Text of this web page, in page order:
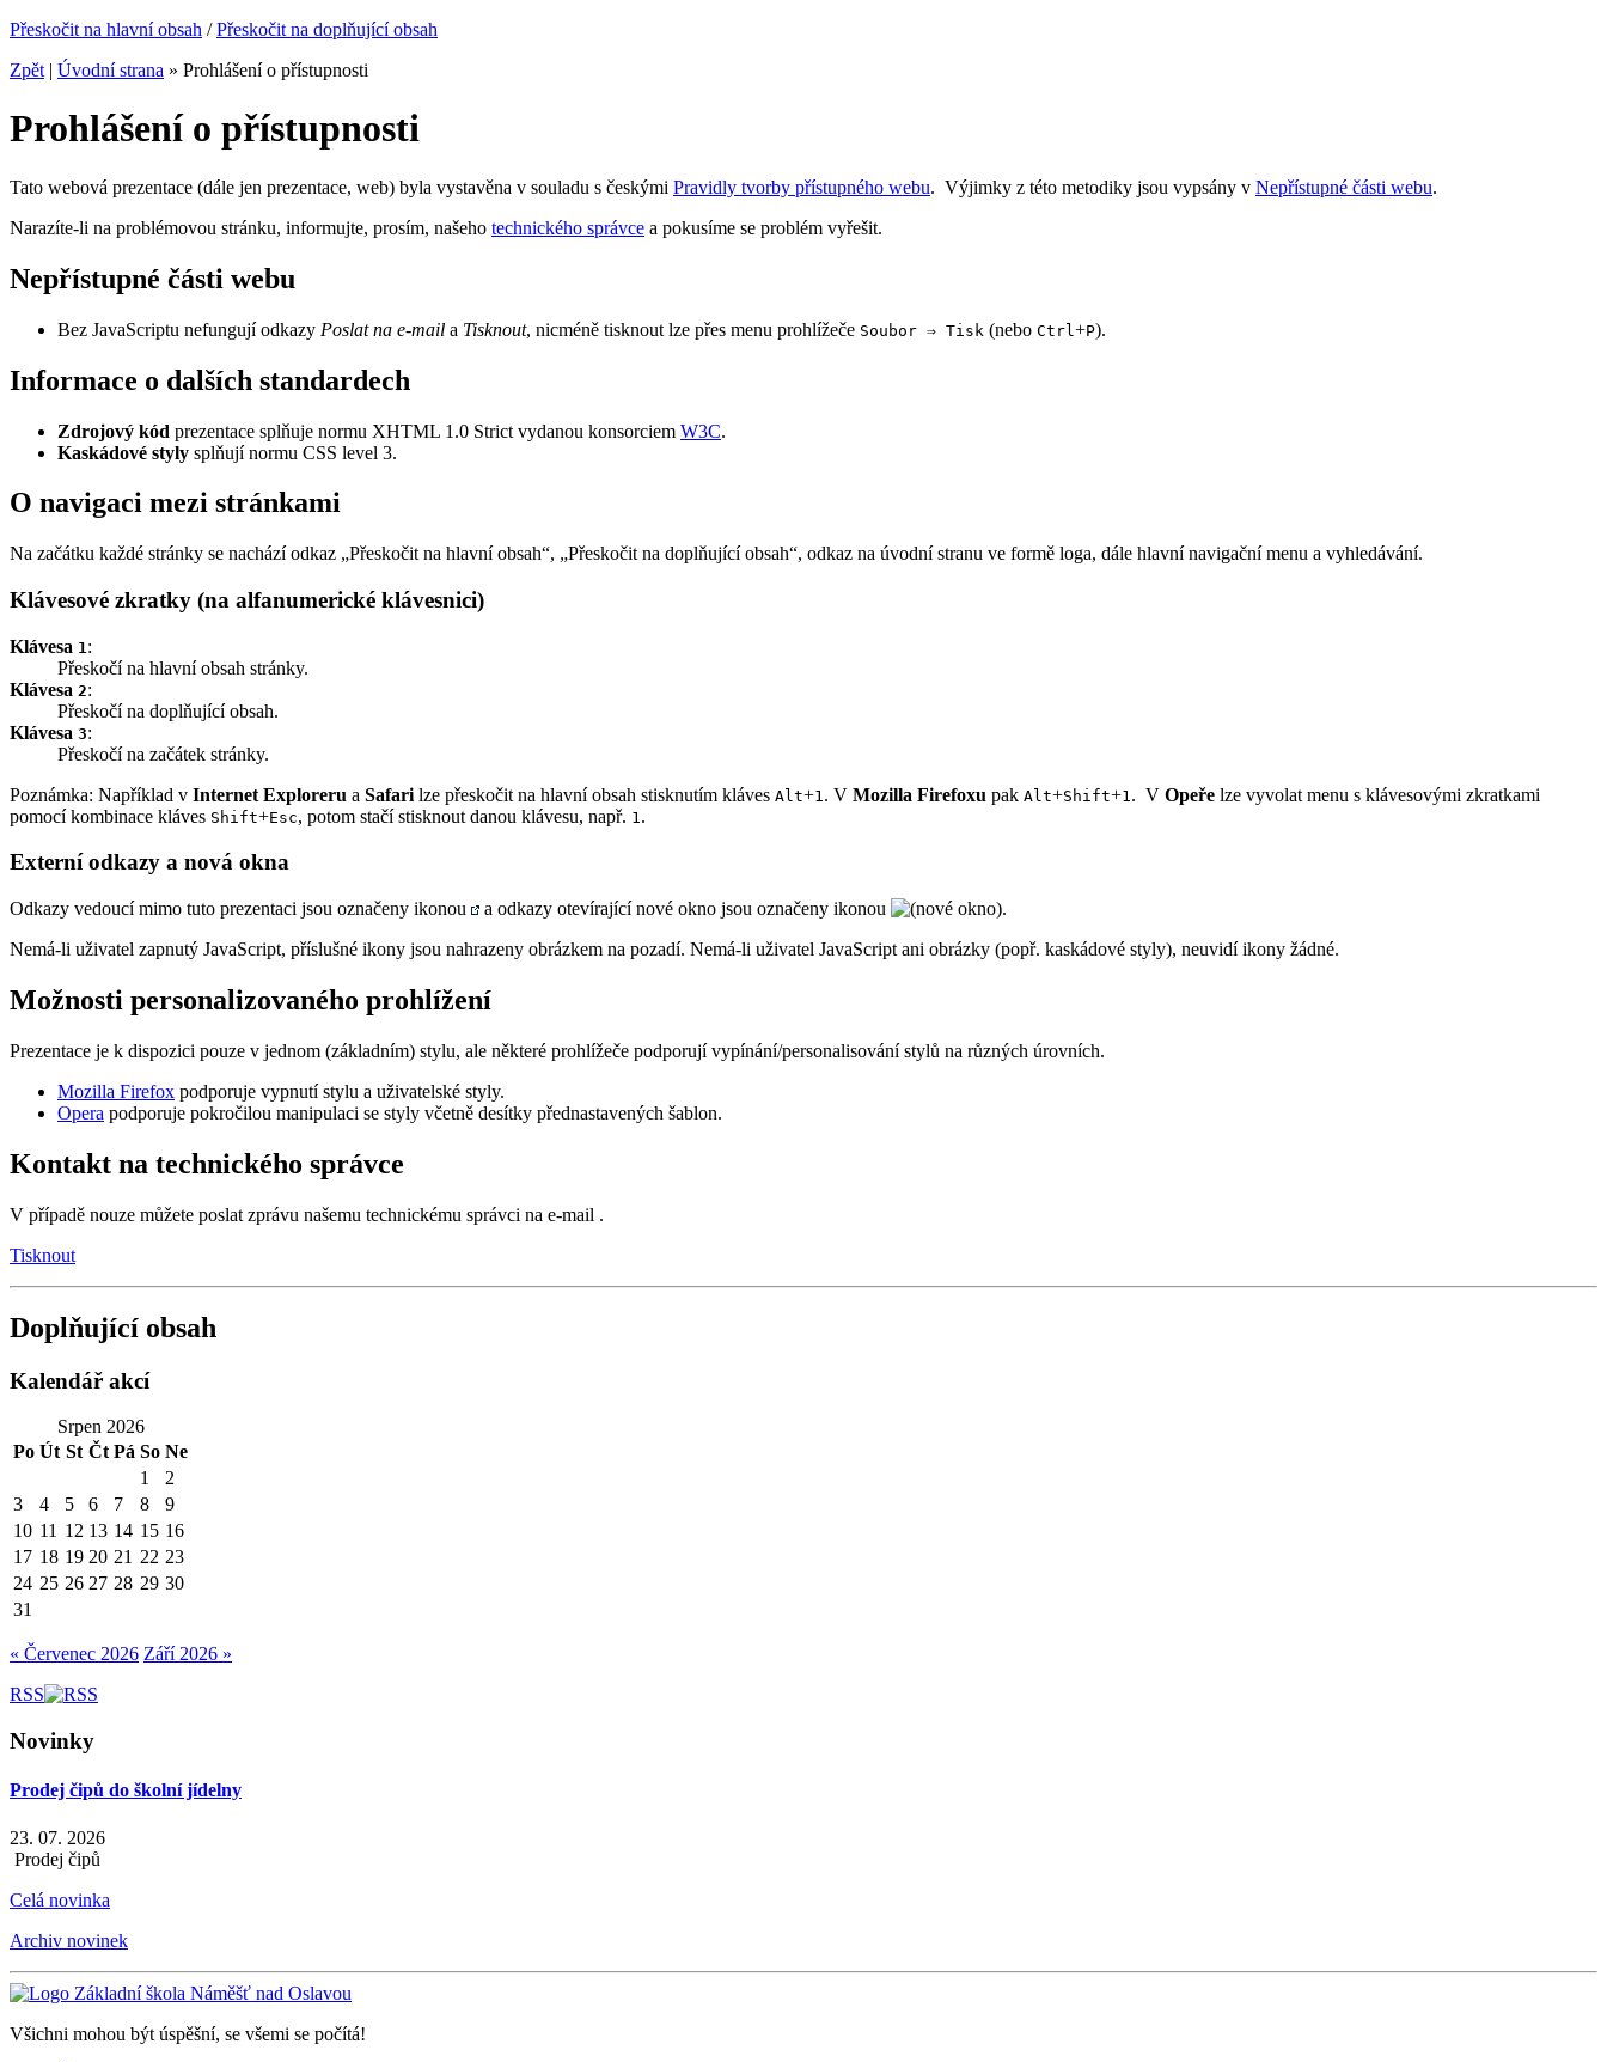
Přeskočit na hlavní obsah /Přeskočit na doplňující obsah
Zpět | Úvodní strana » Prohlášení o přístupnosti
Prohlášení o přístupnosti
Tato webová prezentace (dále jen prezentace, web) byla vystavěna v souladu s českými Pravidly tvorby přístupného webu. Výjimky z této metodiky jsou vypsány v Nepřístupné části webu.
Narazíte-li na problémovou stránku, informujte, prosím, našeho technického správce a pokusíme se problém vyřešit.
Nepřístupné části webu
Bez JavaScriptu nefungují odkazy Poslat na e-mail a Tisknout, nicméně tisknout lze přes menu prohlížeče Soubor ⇒ Tisk (nebo Ctrl +P).
Informace o dalších standardech
Zdrojový kód prezentace splňuje normu XHTML 1.0 Strict vydanou konsorciem W3C.
Kaskádové styly splňují normu CSS level 3.
O navigaci mezi stránkami
Na začátku každé stránky se nachází odkaz „Přeskočit na hlavní obsah“, „Přeskočit na doplňující obsah“, odkaz na úvodní stranu ve formě loga, dále hlavní navigační menu a vyhledávání.
Klávesové zkratky (na alfanumerické klávesnici)
Klávesa 1 :
Přeskočí na hlavní obsah stránky.
Klávesa 2:
Přeskočí na doplňující obsah.
Klávesa 3:
Přeskočí na začátek stránky.
Poznámka: Například v Internet Exploreru a Safari lze přeskočit na hlavní obsah stisknutím kláves Alt+1 . V Mozilla Firefoxu pak Alt+Shift+1 . V Opeře lze vyvolat menu s klávesovými zkratkami
pomocí kombinace kláves Shift+Esc, potom stačí stisknout danou klávesu, např. 1 .
Externí odkazy a nová okna
Odkazy vedoucí mimo tuto prezentaci jsou označeny ikonou a odkazy otevírající nové okno jsou označeny ikonou
.
Nemá-li uživatel zapnutý JavaScript, příslušné ikony jsou nahrazeny obrázkem na pozadí. Nemá-li uživatel JavaScript ani obrázky (popř. kaskádové styly), neuvidí ikony žádné.
Možnosti personalizovaného prohlížení
Prezentace je k dispozici pouze v jednom (základním) stylu, ale některé prohlížeče podporují vypínání/personalisování stylů na různých úrovních.
Mozilla Firefox podporuje vypnutí stylu a uživatelské styly.
Opera podporuje pokročilou manipulaci se styly včetně desítky přednastavených šablon.
Kontakt na technického správce
V případě nouze můžete poslat zprávu našemu technickému správci na e-mail .
Tisknout
Doplňující obsah
Kalendář akcí
Srpen 2026
Po Út St Čt Pá So Ne
1
2
3
4 5 6 7 8
9
10 11 12 13 14 15 16
17 18 19 20 21 22 23
24 25 26 27 28 29 30
31
« Červenec 2026 Září 2026 »
RSS
Novinky
Prodej čipů do školní jídelny
23. 07. 2026
Prodej čipů
Celá novinka
Archiv novinek
Všichni mohou být úspěšní, se všemi se počítá!